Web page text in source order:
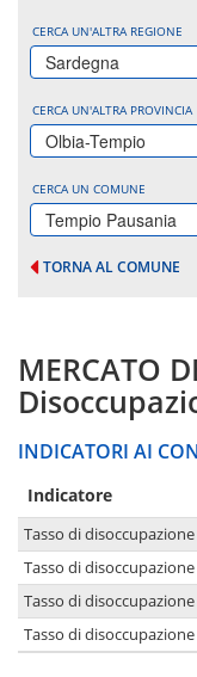
CERCA UN'ALTRA REGIONE
Sardegna
CERCA UN'ALTRA PROVINCIA
Olbia-Tempio
CERCA UN COMUNE
Tempio Pausania
TORNA AL COMUNE
MERCATO
INDICATORI AI
Indicatore
Tasso di
Tasso di
Tasso di disoccupazione
Tasso di